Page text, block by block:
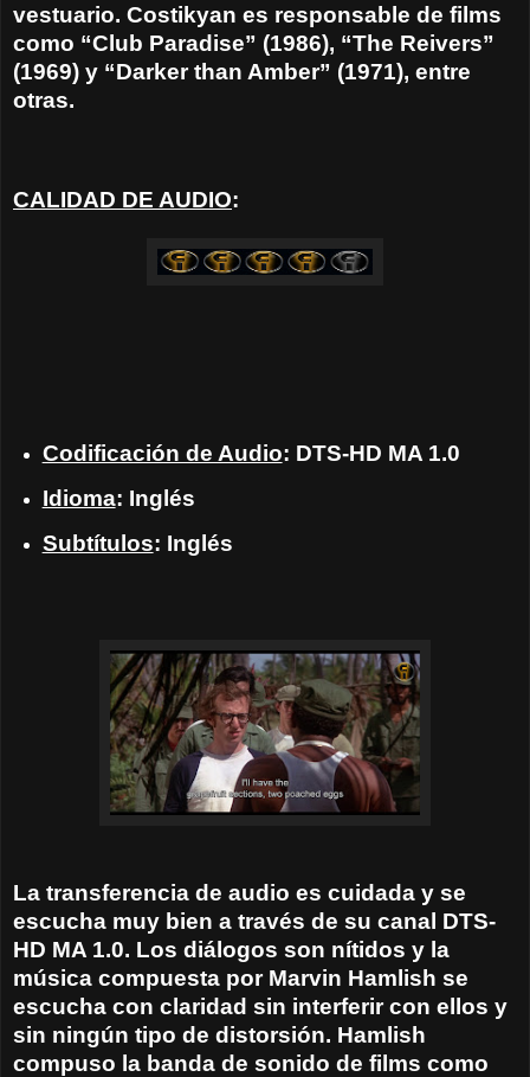
vestuario. Costikyan es responsable de films
como “Club Paradise” (1986), “The Reivers”
(1969) y “Darker than Amber” (1971), entre
otras.
CALIDAD DE AUDIO:
Codificación de Audio: DTS-HD MA 1.0
Idioma: Inglés
Subtítulos: Inglés
La transferencia de audio es cuidada y se
escucha muy bien a través de su canal DTS-
HD MA 1.0. Los diálogos son nítidos y la
música compuesta por Marvin Hamlish se
escucha con claridad sin interferir con ellos y
sin ningún tipo de distorsión. Hamlish
compuso la banda de sonido de films como